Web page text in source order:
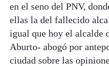
en el seno del PNV,
ellas la del fallecido
igual que hoy el alcalde
Aburto- abogó por
ciudad sobre las